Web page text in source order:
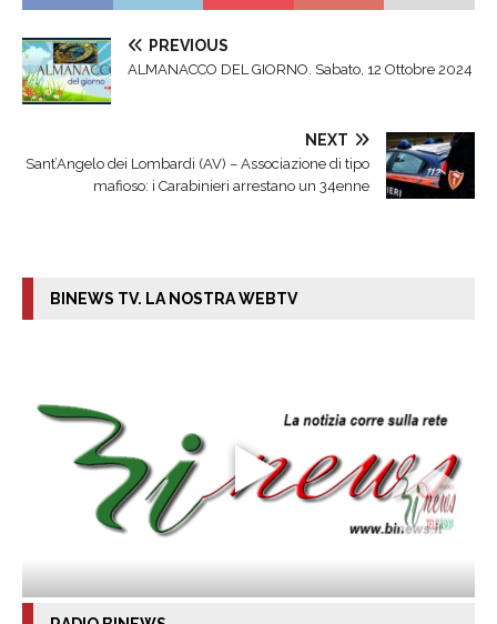
PREVIOUS
ALMANACCO DEL GIORNO. Sabato, 12 Ottobre 2024
NEXT
Sant’Angelo dei Lombardi (AV) – Associazione di tipo
mafioso: i Carabinieri arrestano un 34enne
BINEWS TV. LA NOSTRA WEBTV